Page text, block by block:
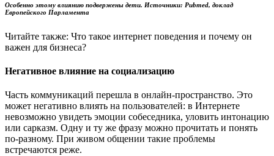
Особенно этому влиянию подвержены дети. Источники: Pubmed, доклад
Европейского Парламента
Читайте также: Что такое интернет поведения и почему он
важен для бизнеса?
Негативное влияние на социализацию
Часть коммуникаций перешла в онлайн-пространство. Это
может негативно влиять на пользователей: в Интернете
невозможно увидеть эмоции собеседника, уловить интонацию
или сарказм. Одну и ту же фразу можно прочитать и понять
по-разному. При живом общении такие проблемы
встречаются реже.